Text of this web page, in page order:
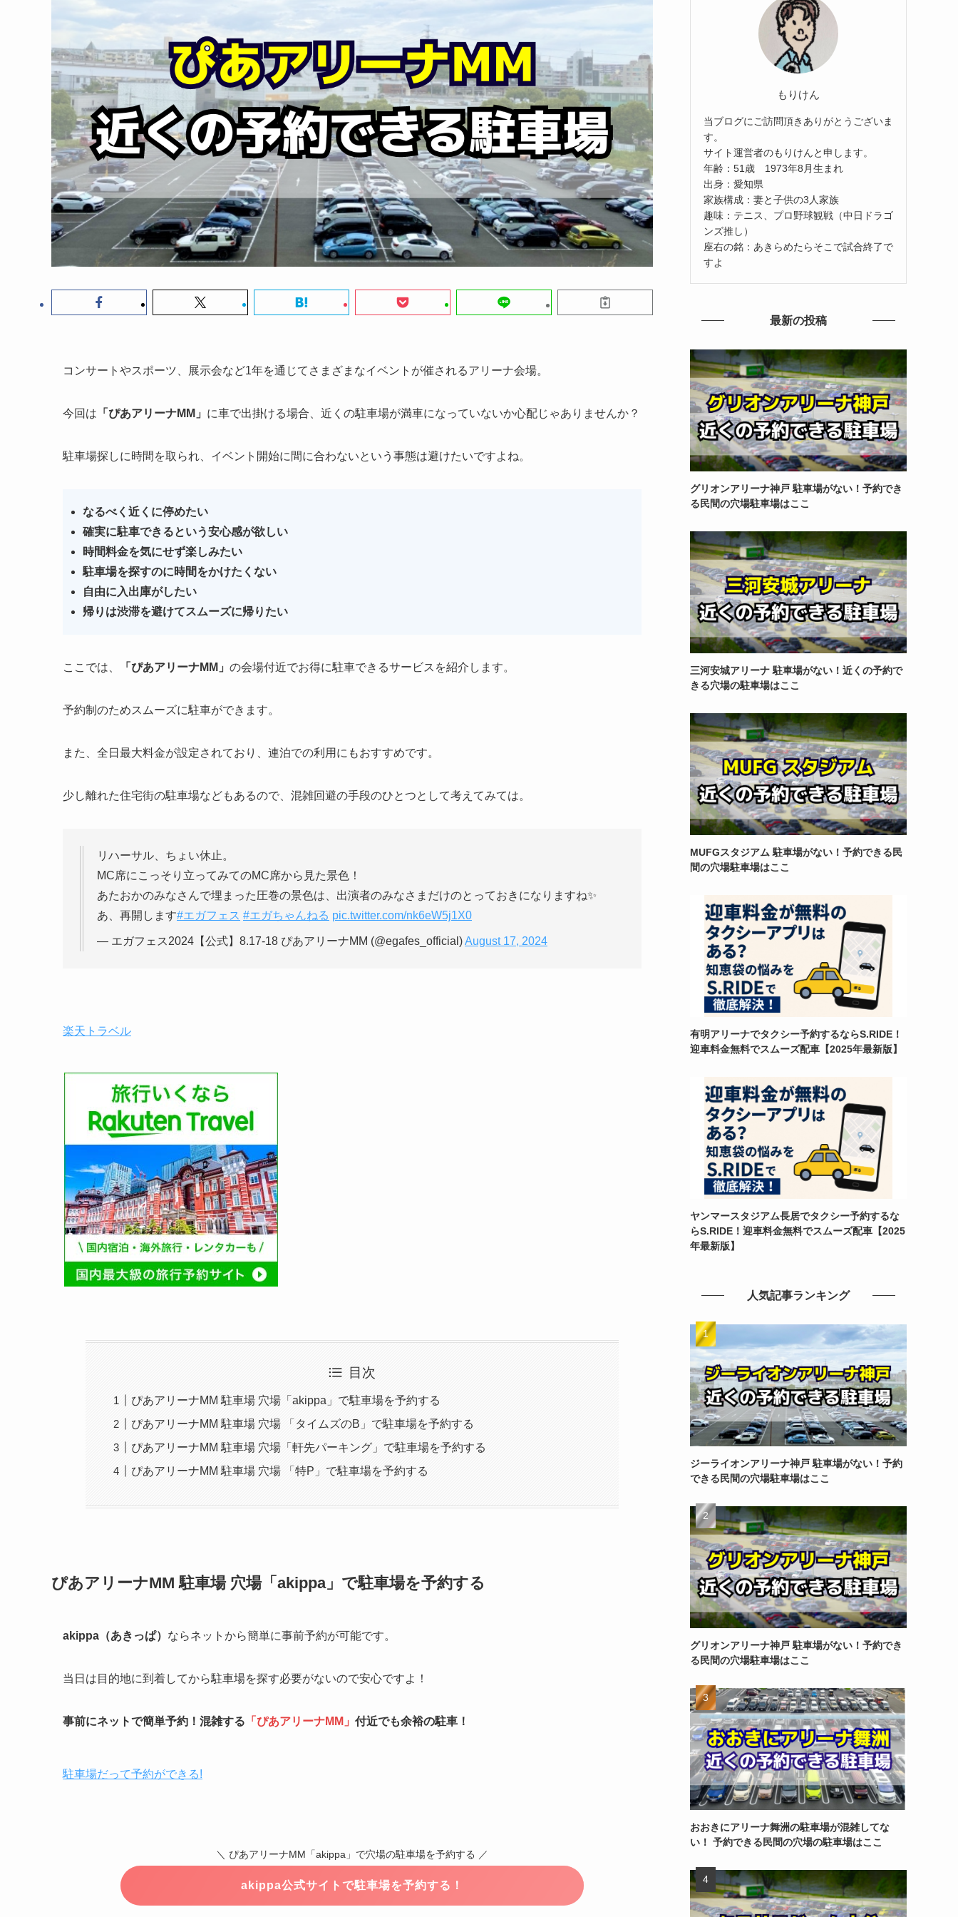
コンサートやスポーツ、展示会など1年を通じてさまざまなイベントが催されるアリーナ会場。
今回は 「ぴあアリーナMM」 に車で出掛ける場合、近くの駐車場が満車になっていないか心配じゃありませんか？
駐車場探しに時間を取られ、イベント開始に間に合わないという事態は避けたいですよね。
なるべく近くに停めたい
確実に駐車できるという安心感が欲しい
時間料金を気にせず楽しみたい
駐車場を探すのに時間をかけたくない
自由に入出庫がしたい
帰りは渋滞を避けてスムーズに帰りたい
ここでは、 「 ぴあアリーナMM 」 の会場付近でお得に駐車できるサービスを紹介します。
予約制のためスムーズに駐車ができます。
また、全日最大料金が設定されており、連泊での利用にもおすすめです。
少し離れた住宅街の駐車場などもあるので、混雑回避の手段のひとつとして考えてみては。
リハーサル、ちょい休止。
MC席にこっそり立ってみてのMC席から見た景色！
あたおかのみなさんで埋まった圧巻の景色は、出演者のみなさまだけのとっておきになりますね✨
あ、再開します#エガフェス #エガちゃんねる pic.twitter.com/nk6eW5j1X0
— エガフェス2024【公式】8.17-18 ぴあアリーナMM (@egafes_official)August 17, 2024
楽天トラベル
目次
ぴあアリーナMM 駐車場 穴場「akippa」で駐車場を予約する
ぴあアリーナMM 駐車場 穴場 「タイムズのB」で駐車場を予約する
ぴあアリーナMM 駐車場 穴場「軒先パーキング」で駐車場を予約する
ぴあアリーナMM 駐車場 穴場 「特P」で駐車場を予約する
ぴあアリーナMM 駐車場 穴場「akippa」で駐車場を予約する
akippa（あきっぱ） ならネットから簡単に事前予約が可能です。
当日は目的地に到着してから駐車場を探す必要がないので安心ですよ！
事前にネットで簡単予約！混雑する 「 ぴあアリーナMM 」 付近でも余裕の駐車！
駐車場だって予約ができる!
＼ ぴあアリーナMM「akippa」で穴場の駐車場を予約する ／
akippa公式サイトで駐車場を予約する！
もりけん
当ブログにご訪問頂きありがとうございま
す。
サイト運営者のもりけんと申します。
年齢：51歳 1973年8月生まれ
出身：愛知県
家族構成：妻と子供の3人家族
趣味：テニス、プロ野球観戦（中日ドラゴ
ンズ推し）
座右の銘：あきらめたらそこで試合終了で
すよ
最新の投稿
グリオンアリーナ神戸 駐車場がない！予約でき
る民間の穴場駐車場はここ
三河安城アリーナ 駐車場がない！近くの予約で
きる穴場の駐車場はここ
MUFGスタジアム 駐車場がない！予約できる民
間の穴場駐車場はここ
有明アリーナでタクシー予約するならS.RIDE！
迎車料金無料でスムーズ配車【2025年最新版】
ヤンマースタジアム長居でタクシー予約するな
らS.RIDE！迎車料金無料でスムーズ配車【2025
年最新版】
人気記事ランキング
ジーライオンアリーナ神戸 駐車場がない！予約
できる民間の穴場駐車場はここ
グリオンアリーナ神戸 駐車場がない！予約でき
る民間の穴場駐車場はここ
おおきにアリーナ舞洲の駐車場が混雑してな
い！ 予約できる民間の穴場の駐車場はここ